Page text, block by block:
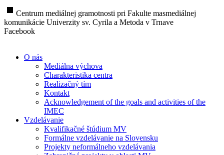
stop Centrum mediálnej gramotnosti pri Fakulte masmediálnej
komunikácie Univerzity sv. Cyrila a Metoda v Trnave
Facebook
O nás
Mediálna výchova
Charakteristika centra
Realizačný tím
Kontakt
Acknowledgement of the goals and activities of the
IMEC
Vzdelávanie
Kvalifikačné štúdium MV
Formálne vzdelávanie na Slovensku
Projekty neformálneho vzdelávania